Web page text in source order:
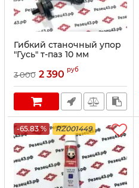
Гибкий станочный упор
"Гусь" т-паз 10 мм
3 000 2 390 руб
-65.83 % RZ001449